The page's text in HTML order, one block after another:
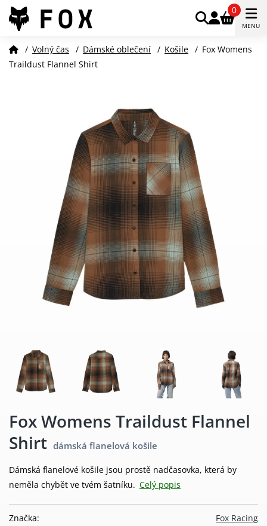
0
MENU
/ Volný čas / Dámské oblečení / Košile / Fox Womens
Traildust Flannel Shirt
Fox Womens Traildust Flannel
Shirt dámská flanelová košile
Dámská flanelové košile jsou prostě nadčasovka, která by
neměla chybět ve tvém šatníku. Celý popis
Fox Racing
Značka: